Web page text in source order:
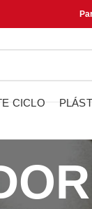
CICLO